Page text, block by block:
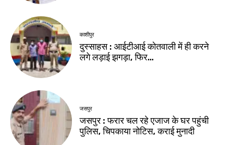
काशीपुर
दुस्साहस : आईटीआई कोतवाली में ही करने
लगे लड़ाई झगड़ा, फिर…
जसपुर
जसपुर : फरार चल रहे एजाज के घर पहुंची
पुलिस, चिपकाया नोटिस, कराई मुनादी